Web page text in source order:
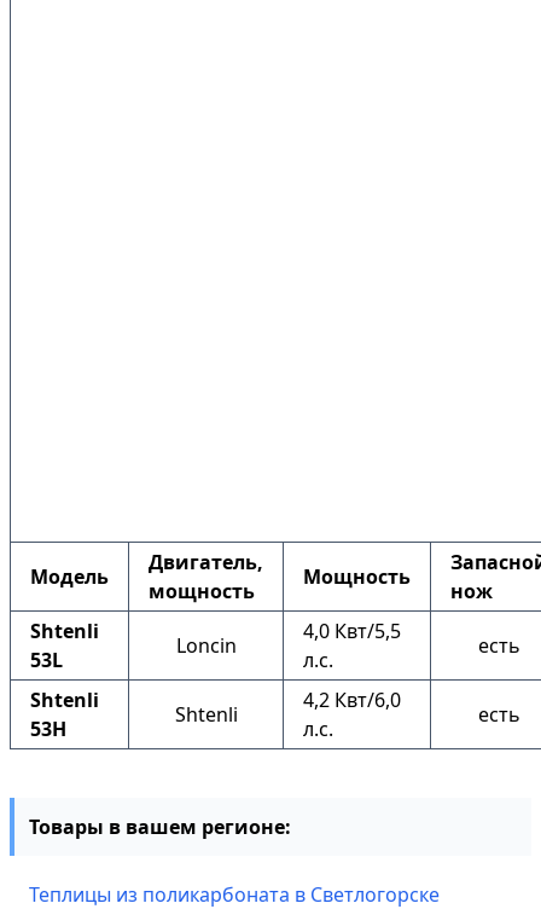
Модель
Двигатель,
мощность
Мощность
нож
Shtenli
53L
Loncin
4,0 Квт/5,5
л.с.
есть
Shtenli
53H
Shtenli
4,2 Квт/6,0
л.с.
есть
Товары в вашем регионе:
Теплицы из поликарбоната в Светлогорске